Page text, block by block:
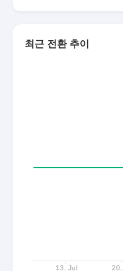
최근 전환 추이